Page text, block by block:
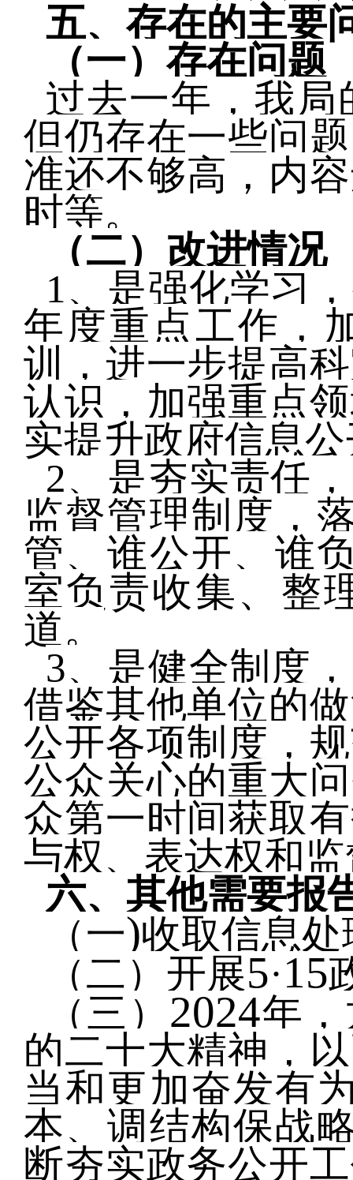
五、存在的主要
（一）存在问题
过去一年，我
但仍存在一些问
准还不够高，内
时等。
（二）改进情况
1、是强化学习
年度重点工作，
训，进一步提高
认识，加强重点
实提升政府信息
2、是夯实责任
监督管理制度，
管、谁公开、谁
室负责收集、整
道。
3、是健全制度
借鉴其他单位的
公开各项制度，
公众关心的重大
众第一时间获取
与权、表达权和
六、其他需要报
（一)收取信息处
（二）开展5·15
（三） 2024年
的二十大精神，
当和更加奋发有
本、调结构保战
断夯实政务公开